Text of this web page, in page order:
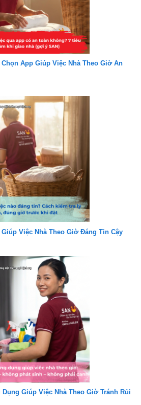
App Giúp Việc Nhà Theo Giờ An
Việc Nhà Theo Giờ Đáng Tin Cậy
Giúp Việc Nhà Theo Giờ Tránh Rủi